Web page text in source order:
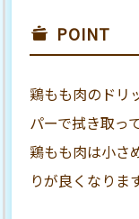
POINT
鶏もも肉のドリ
パーで拭き取っ
鶏もも肉は小さ
りが良くなります